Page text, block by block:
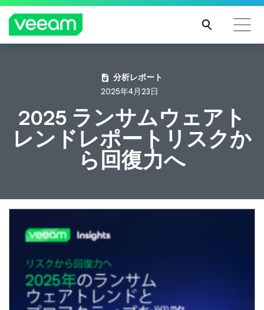
CrowdStrikeのコンテンツ更新によって影響を受け
るお客様向けのVeeamのガイダンス
を読
む
分析レポート
2025年4月23日
2025 ランサムウェアト
レンドレポートリスクか
ら回復力へ